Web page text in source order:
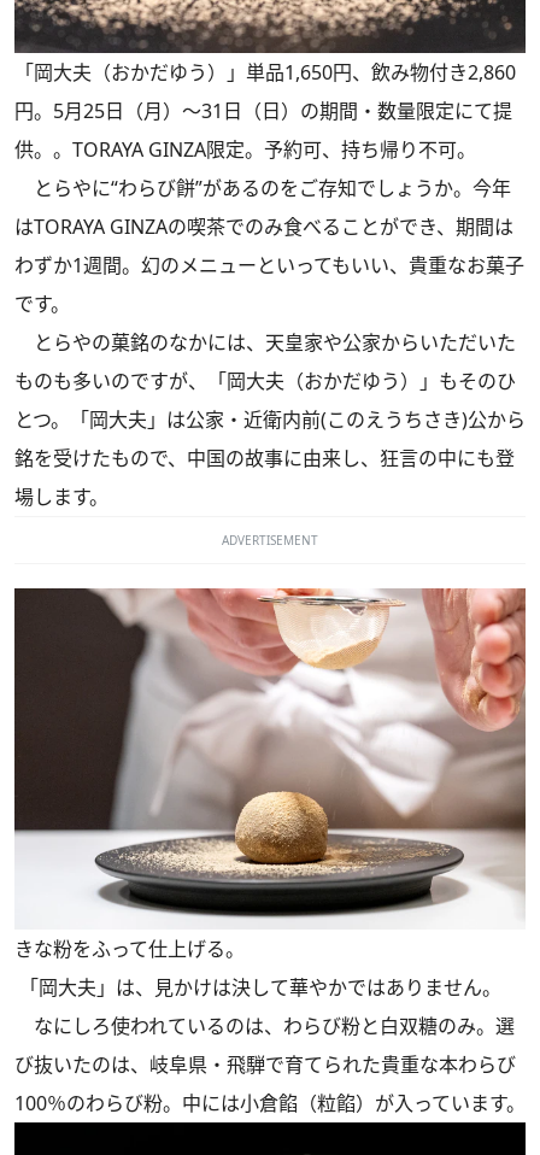
「岡大夫（おかだゆう）」単品1,650円、飲み物付き2,860
円。5月25日（月）～31日（日）の期間・数量限定にて提
供。。TORAYA GINZA限定。予約可、持ち帰り不可。
とらやに“わらび餅”があるのをご存知でしょうか。今年
はTORAYA GINZAの喫茶でのみ食べることができ、期間は
わずか1週間。幻のメニューといってもいい、貴重なお菓子
です。
とらやの菓銘のなかには、天皇家や公家からいただいた
ものも多いのですが、「岡大夫（おかだゆう）」もそのひ
とつ。「岡大夫」は公家・近衛内前(このえうちさき)公から
銘を受けたもので、中国の故事に由来し、狂言の中にも登
場します。
ADVERTISEMENT
きな粉をふって仕上げる。
「岡大夫」は、見かけは決して華やかではありません。
なにしろ使われているのは、わらび粉と白双糖のみ。選
び抜いたのは、岐阜県・飛騨で育てられた貴重な本わらび
100％のわらび粉。中には小倉餡（粒餡）が入っています。